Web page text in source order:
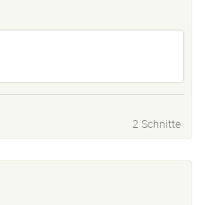
2 Schnitte